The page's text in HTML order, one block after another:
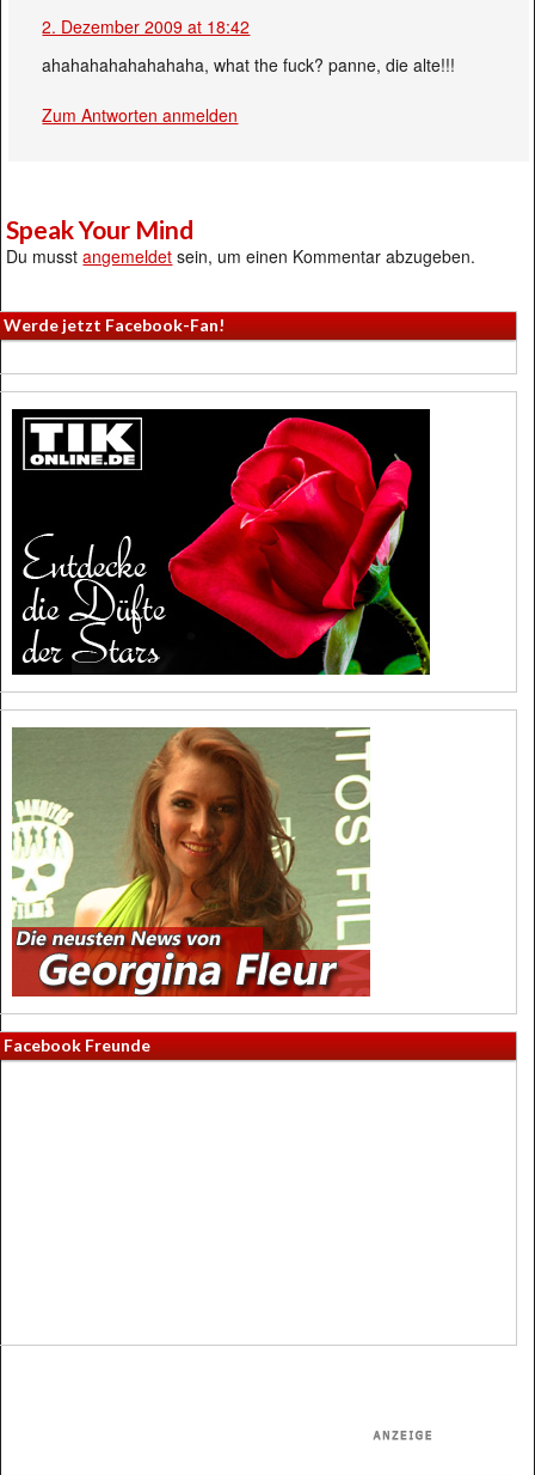
2. Dezember 2009 at 18:42
ahahahahahahahaha, what the fuck? panne, die alte!!!
Zum Antworten anmelden
Speak Your Mind
Du musstangemeldet sein, um einen Kommentar abzugeben.
Werde jetzt Facebook-Fan!
Facebook Freunde